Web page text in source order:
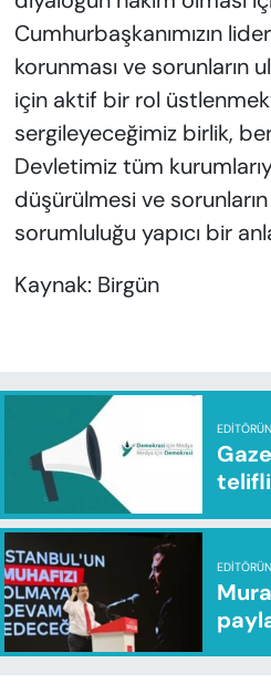
Cumhurbaşkanımızın
korunması ve sorunların
için aktif bir rol
sergileyeceğimiz birlik,
Devletimiz tüm
düşürülmesi ve
sorumluluğu yapıcı bir
Kaynak: Birgün
telifli